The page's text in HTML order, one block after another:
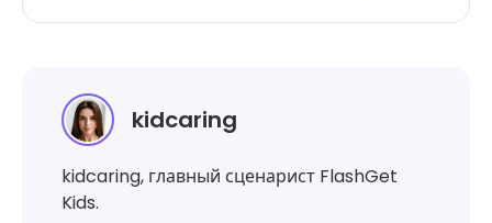
kidcaring
kidcaring, главный сценарист FlashGet
Kids.